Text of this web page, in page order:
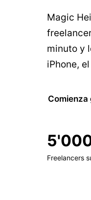
Magic
minuto y
iPhone,
Freelancers